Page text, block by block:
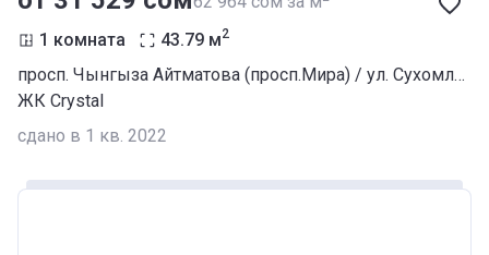
1 комната 43.79 м2
просп. Чынгыза Айтматова (просп.Мира) / ул. Сухомлинова
ЖК Crystal
сдано в 1 кв. 2022